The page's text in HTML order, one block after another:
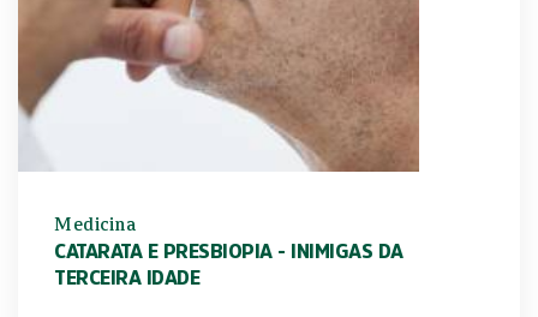
Medicina
CATARATA E PRESBIOPIA - INIMIGAS DA
TERCEIRA IDADE